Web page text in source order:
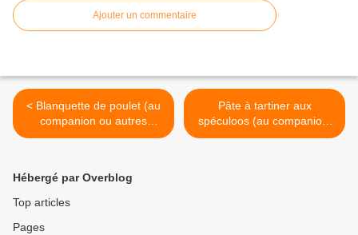
Ajouter un commentaire
< Blanquette de poulet (au
companion ou autres
robots)
Pâte à tartiner aux
spéculoos (au companion,
avec ou sans robot) >
Hébergé par Overblog
Top articles
Pages